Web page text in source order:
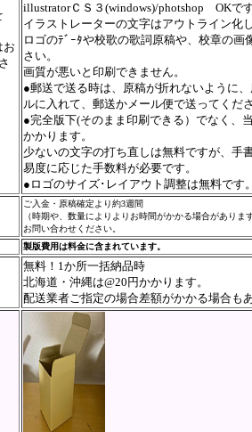
お
illustratorＣＳ３(windows)/photshop OKです
イラストレーターの文字はアウトライン化
ロゴのﾃﾞｰﾀや校歌の歌詞原稿や、校章の
さい。
画質が悪いと印刷できません。
●郵送で送る時は、原稿が折れないように
ルに入れて、郵送かメール便で送ってくださ
●完全版下(そのまま印刷できる）でなく、
かかります。
少ないの文字の打ち直しは無料ですが、手
易度に応じた手数料が必要です。
●ロゴのサイズ･レイアウト調整は無料です。
ご入金・原稿確定より約3週間
（時期や、数量によりよりお時間がかかる場合があります
お問い合わせください。
製版費用は料金に含まれています。
無料！1か所一括納品時
北海道・沖縄は@20円かかります。
配送業者ご指定の場合差額がかかる場合も